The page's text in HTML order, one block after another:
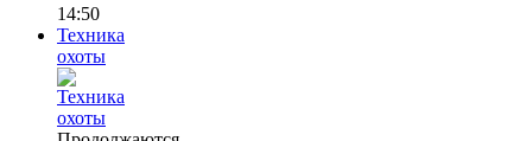
14:50
Техника
охоты